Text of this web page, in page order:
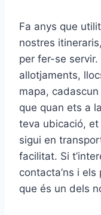
Fa anys que
nostres
per fer-se
allotjaments,
mapa,
que quan ets a
teva ubicació,
sigui en
facilitat. Si
contacta’ns i
que és un dels